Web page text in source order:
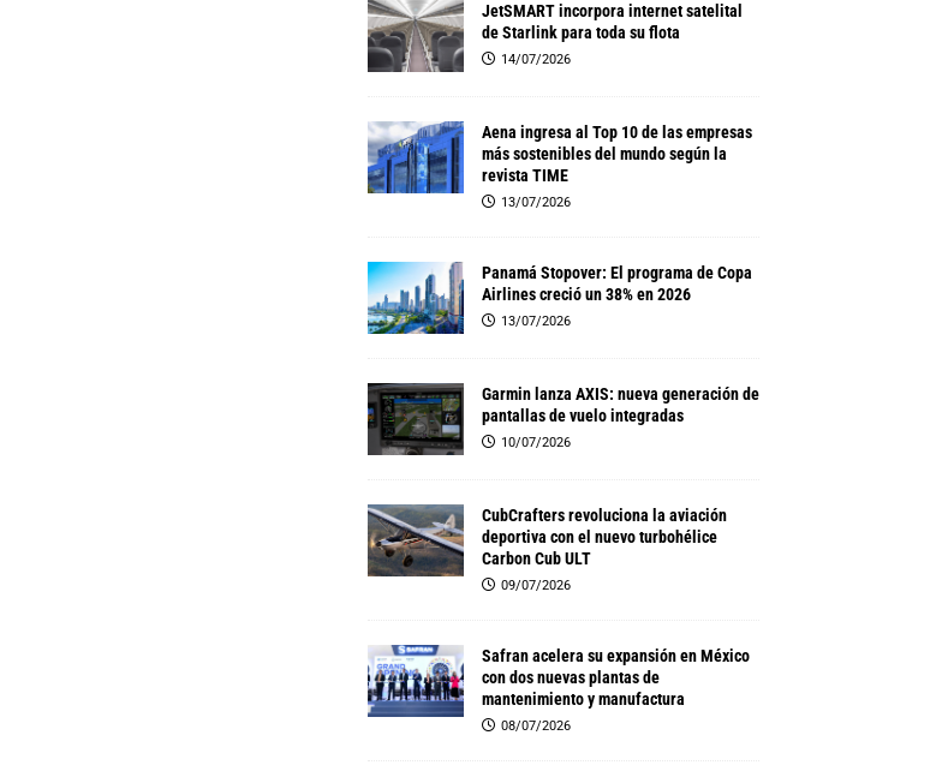
JetSMART incorpora internet satelital
de Starlink para toda su flota
14/07/2026
Aena ingresa al Top 10 de las empresas
más sostenibles del mundo según la
revista TIME
13/07/2026
Panamá Stopover: El programa de Copa
Airlines creció un 38% en 2026
13/07/2026
Garmin lanza AXIS: nueva generación de
pantallas de vuelo integradas
10/07/2026
CubCrafters revoluciona la aviación
deportiva con el nuevo turbohélice
Carbon Cub ULT
09/07/2026
Safran acelera su expansión en México
con dos nuevas plantas de
mantenimiento y manufactura
08/07/2026